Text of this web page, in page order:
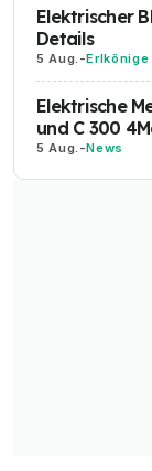
Elektrischer
Details
5 Aug. -Erlkönige
Elektrische
und C 300
5 Aug. -News